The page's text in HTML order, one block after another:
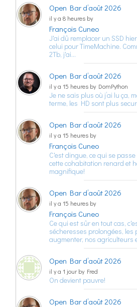
Open Bar d’août 2026
il y a 8 heures by
François Cuneo
J'ai dû remplacer un SSD
celui pour TimeMachine.
2Tb, j'ai…
Open Bar d’août 2026
il y a 15 heures by DomPython
Je ne sais plus où j’ai lu ça,
terme, les HD sont plus
Open Bar d’août 2026
il y a 15 heures by
François Cuneo
C'est dingue, ce qui se
cette cohabitation renard et
magnifique!
Open Bar d’août 2026
il y a 15 heures by
François Cuneo
Ce qui est sûr en tout cas,
sécheresses prolongées, les
augmenter, nos agriculteurs
Open Bar d’août 2026
il y a 1 jour by Fred
On devient pauvre!
Open Bar d’août 2026